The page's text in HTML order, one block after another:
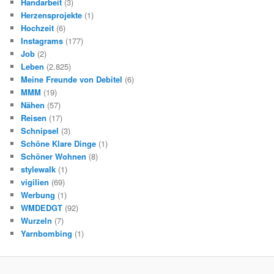
Handarbeit (3)
Herzensprojekte (1)
Hochzeit (6)
Instagrams (177)
Job (2)
Leben (2.825)
Meine Freunde von Debitel (6)
MMM (19)
Nähen (57)
Reisen (17)
Schnipsel (3)
Schöne Klare Dinge (1)
Schöner Wohnen (8)
stylewalk (1)
vigilien (69)
Werbung (1)
WMDEDGT (92)
Wurzeln (7)
Yarnbombing (1)